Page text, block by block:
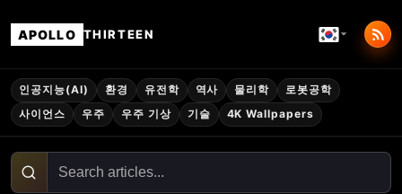
APOLLO THIRTEEN
인공지능(AI) 환경 유전학 역사 물리학
로봇공학
사이언스
우주 우주 기상 기술 4K Wallpapers